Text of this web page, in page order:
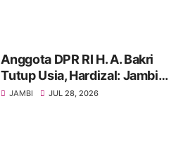
Anggota DPR RI H. A. Bakri
Tutup Usia, Hardizal: Jambi
Kehilangan Salah Satu Putra
JAMBI JUL 28, 2026